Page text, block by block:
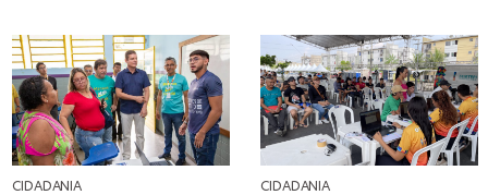
CIDADANIA CIDADANIA